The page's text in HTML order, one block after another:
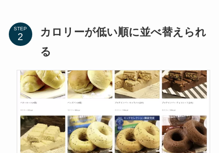
STEP
カロリーが低い順に並べ替えられ
る